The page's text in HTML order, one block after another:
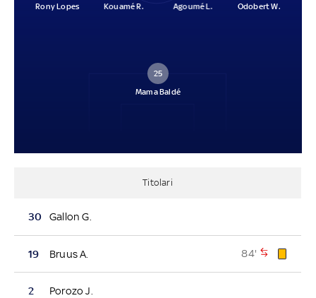
Rony Lopes
Kouamé R.
Agoumé L.
Odobert W.
25
Mama Baldé
Titolari
30 Gallon G.
19 Bruus A. 84'
2 Porozo J.